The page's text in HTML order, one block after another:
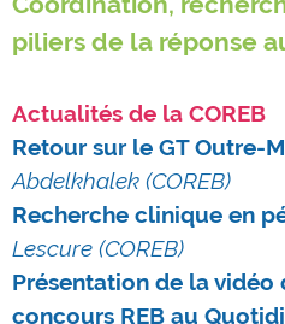
piliers de la réponse
Actualités de la COREB
Retour sur le GT Outre-
Abdelkhalek (COREB)
Recherche clinique en
Lescure (COREB)
Présentation de la vidéo
concours REB au